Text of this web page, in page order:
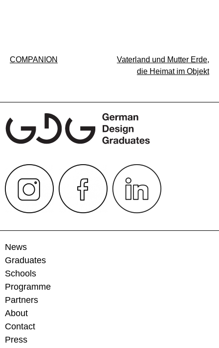
Beitragsnavigation
COMPANION
Vaterland und Mutter Erde,
die Heimat im Objekt
News
Graduates
Schools
Programme
Partners
About
Contact
Press